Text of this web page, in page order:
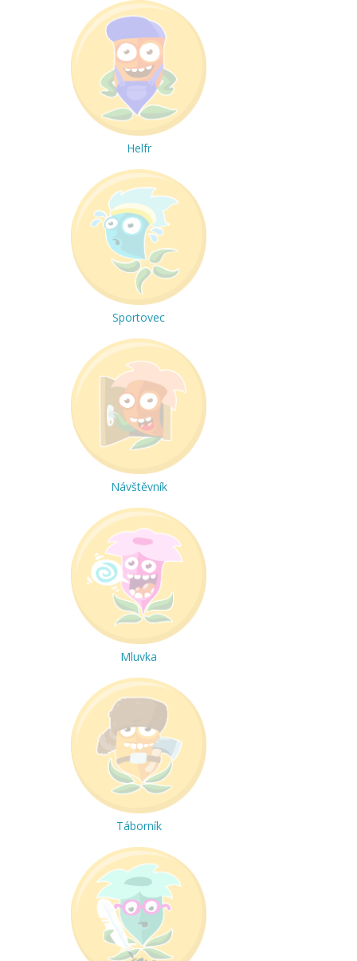
Helfr
Sportovec
Návštěvník
Mluvka
Táborník